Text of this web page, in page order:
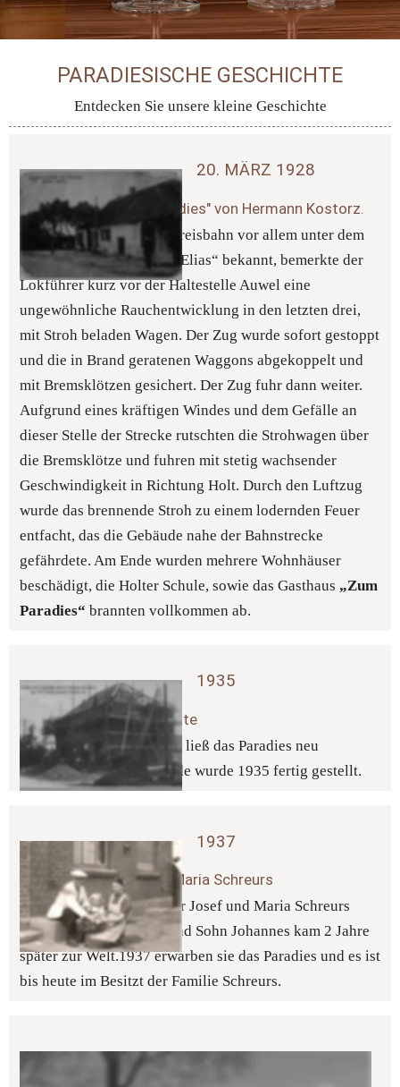
PARADIESISCHE GESCHICHTE
Entdecken Sie unsere kleine Geschichte
20. MÄRZ 1928
Schänkwirtschaft "Paradies" von Hermann Kostorz.
Durch die Geldernsche Kreisbahn vor allem unter dem
Spitznamen „Der feurige Elias“ bekannt, bemerkte der
Lokführer kurz vor der Haltestelle Auwel eine
ungewöhnliche Rauchentwicklung in den letzten drei,
mit Stroh beladen Wagen. Der Zug wurde sofort gestoppt
und die in Brand geratenen Waggons abgekoppelt und
mit Bremsklötzen gesichert. Der Zug fuhr dann weiter.
Aufgrund eines kräftigen Windes und dem Gefälle an
dieser Stelle der Strecke rutschten die Strohwagen über
die Bremsklötze und fuhren mit stetig wachsender
Geschwindigkeit in Richtung Holt. Durch den Luftzug
wurde das brennende Stroh zu einem lodernden Feuer
entfacht, das die Gebäude nahe der Bahnstrecke
gefährdete. Am Ende wurden mehrere Wohnhäuser
beschädigt, die Holter Schule, sowie das Gasthaus „Zum
Paradies“ brannten vollkommen ab.
1935
Neuaufbau der Gaststätte
Familie Hermann Kostorz ließ das Paradies neu
aufbauen und das Gebäude wurde 1935 fertig gestellt.
1937
Übernahme Josef und Maria Schreurs
Der damalige Viehhändler Josef und Maria Schreurs
heirateten Januar 1936 und Sohn Johannes kam 2 Jahre
später zur Welt.1937 erwarben sie das Paradies und es ist
bis heute im Besitzt der Familie Schreurs.
1960